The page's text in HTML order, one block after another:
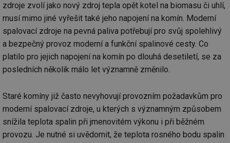
zdroje zvolí jako nový zdroj tepla opět kotel na biomasu či uhlí,
musí mimo jiné vyřešit také jeho napojení na komín. Moderní
spalovací zdroje na pevná paliva potřebují pro svůj spolehlivý
a bezpečný provoz moderní a funkční spalinové cesty. Co
platilo pro jejich napojení na komín po dlouhá desetiletí, se za
posledních několik málo let významně změnilo.
Staré komíny již často nevyhovují provozním požadavkům pro
moderní spalovací zdroje, u kterých s významným způsobem
snížila teplota spalin při jmenovitém výkonu i při běžném
provozu. Je nutné si uvědomit, že teplota rosného bodu spalin